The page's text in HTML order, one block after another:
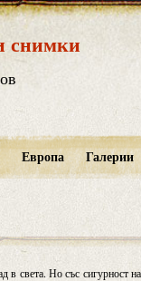
снимки
Европа Галерии
света. Но със сигурност